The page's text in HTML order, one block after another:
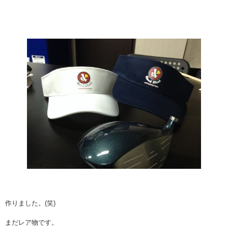
作りました。(笑)
まだレア物です。